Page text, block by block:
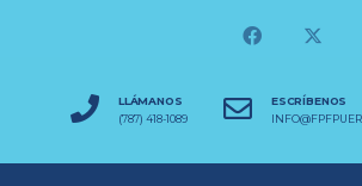
LLÁMANOS
(787) 418-1089
ESCRÍBENOS